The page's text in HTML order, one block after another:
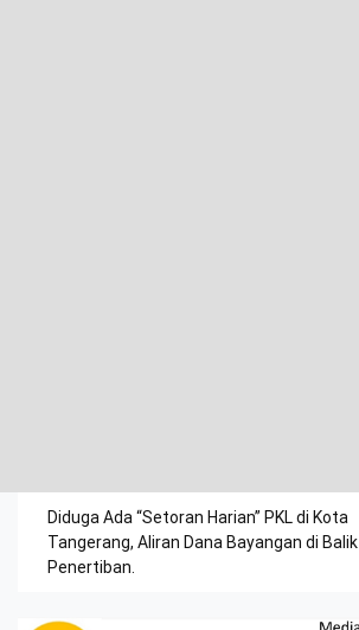
Diduga Ada “Setoran Harian” PKL di Kota
Tangerang, Aliran Dana Bayangan di Balik
Penertiban.